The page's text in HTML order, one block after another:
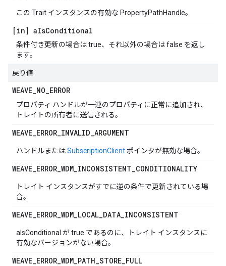
この Trait インスタンスの有効な PropertyPathHandle。
[in] aIsConditional
条件付き更新の場合は true、それ以外の場合は false を返し
ます。
戻り値
WEAVE_NO_ERROR
プロパティ ハンドルが一連のプロパティに正常に追加され、
トレイトの所有者に送信される。
WEAVE_ERROR_INVALID_ARGUMENT
ハンドルまたはSubscriptionClientポインタが無効な場合。
WEAVE_ERROR_WDM_INCONSISTENT_CONDITIONALITY
トレイト インスタンスがすでに逆の条件で更新されている場
合。
WEAVE_ERROR_WDM_LOCAL_DATA_INCONSISTENT
aIsConditional が true であるのに、トレイト インスタンスに
有効なバージョンがない場合。
WEAVE_ERROR_WDM_PATH_STORE_FULL